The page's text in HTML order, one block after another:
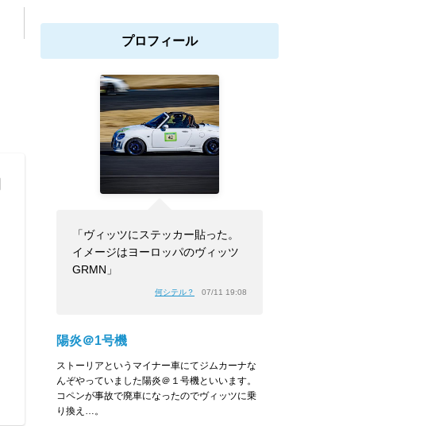
プロフィール
「ヴィッツにステッカー貼った。
イメージはヨーロッパのヴィッツ
GRMN」
何シテル？ 07/11 19:08
陽炎＠1号機
ストーリアというマイナー車にてジムカーナな
んぞやっていました陽炎＠１号機といいます。
コペンが事故で廃車になったのでヴィッツに乗
り換え…。